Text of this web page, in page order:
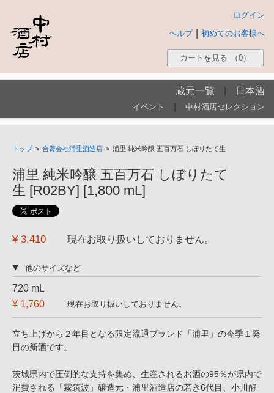
ログイン
初めてのお客様へ
ヘルプ
カートを見る （0）
蔵元一覧 日本酒
イベント 中村酒店セレクション
トップ > 合資会社浦里酒造店 > 浦里 純米吟醸 五百万石 しぼりたて生
浦里 純米吟醸 五百万石 しぼりたて
生 [R02BY] [1,800 mL]
¥ 3,410 現在お取り扱いしておりません。
他のサイズなど
720 mL
¥ 1,760
現在お取り扱いしておりません。
立ち上げから２年目となる限定流通ブランド「浦里」の今季１発
目の新酒です。
茨城県内で圧倒的な支持を集め、生産されるお酒の95％が県内で
消費される「霧筑波」醸造元・浦里酒造店の若き6代目、小川酵